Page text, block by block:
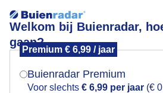
Welkom bij Buienradar,
gaan?
Premium € 6,99 / jaar
Buienradar Premium
Voor slechts € 6,99 per jaar (€
gelukkig prachtig weer en weinig
met verwijderen van haan,
zeemeermin van de
Mogen we je locatie